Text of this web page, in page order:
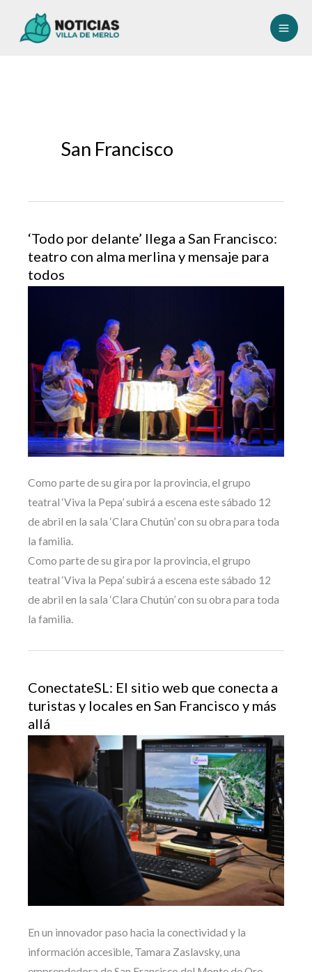
San Francisco
‘Todo por delante’ llega a San Francisco:
teatro con alma merlina y mensaje para
todos
Como parte de su gira por la provincia, el grupo
teatral ‘Viva la Pepa’ subirá a escena este sábado 12
de abril en la sala ‘Clara Chutún’ con su obra para toda
la familia.
Como parte de su gira por la provincia, el grupo
teatral ‘Viva la Pepa’ subirá a escena este sábado 12
de abril en la sala ‘Clara Chutún’ con su obra para toda
la familia.
ConectateSL: El sitio web que conecta a
turistas y locales en San Francisco y más
allá
En un innovador paso hacia la conectividad y la
información accesible, Tamara Zaslavsky, una